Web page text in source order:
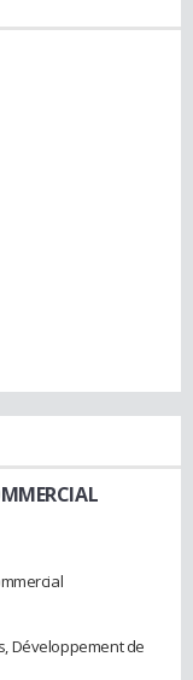
Développement de